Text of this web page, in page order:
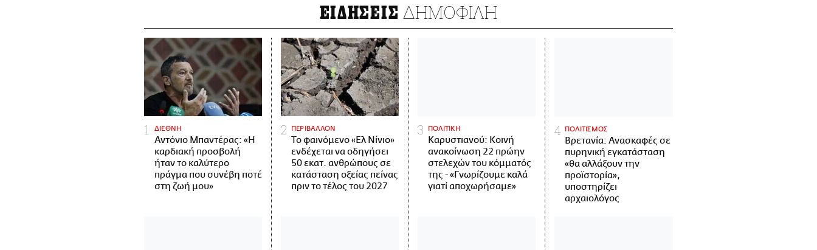
ΕΙΔΗΣΕΙΣ ΔΗΜΟΦΙΛΗ
ΔΙΕΘΝΗ
Αντόνιο Μπαντέρας: «Η
καρδιακή προσβολή
ήταν το καλύτερο
πράγμα που συνέβη ποτέ
στη ζωή μου»
ΠΕΡΙΒΑΛΛΟΝ
Το φαινόμενο «Ελ Νίνιο»
ενδέχεται να οδηγήσει
50 εκατ. ανθρώπους σε
κατάσταση οξείας πείνας
πριν το τέλος του 2027
ΠΟΛΙΤΙΚΗ
Καρυστιανού: Κοινή
ανακοίνωση 22 πρώην
στελεχών του κόμματός
της - «Γνωρίζουμε καλά
γιατί αποχωρήσαμε»
ΠΟΛΙΤΙΣΜΟΣ
Βρετανία: Ανασκαφές σε
πυρηνική εγκατάσταση
«θα αλλάξουν την
προϊστορία»,
υποστηρίζει
αρχαιολόγος